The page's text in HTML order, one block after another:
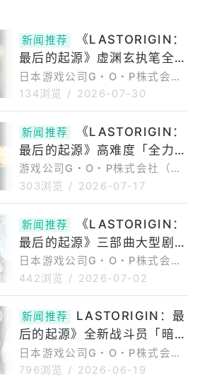
新闻推荐
《LASTORIGIN：
最后的起源》虚渊玄执笔全新
剧情活动「狼牙之愠」正式登
场
日本游戏公司G・O・P株式会社
（总公司位于东京都，代表取缔
《LASTORIGIN：最后的起源》
（iOS／Android／WindowsP
C）于2026年7月30日（四）推
出全新内容更新。本次更新推出
由知名剧本作家虚渊玄（代表
ero》）全新执笔的原创剧情活
动「狼牙之愠」，并同步实装韩
国玩家所设计的战斗员「
134浏览 / 2026-07-30
新闻推荐
《LASTORIGIN：
最后的起源》高难度「全力
战」全新赛季「Ravager」
正式开幕
游戏公司G・O・P株式会社（总
公司位于东京都，代表取缔役社
STORIGIN：最后的起源》（iO
S／Android／WindowsPC）于
今（16）日完成游戏更新，正式
开启高难度挑战内容「全力战」
全新赛季。指挥官们将迎战全新
难度的战斗。此外，全新剧情活
动《来自乐园的邀请函》第二
部、第三部也同步开放
303浏览 / 2026-07-17
新闻推荐
《LASTORIGIN：
最后的起源》三部曲大型剧情
活动「来自乐园的邀请函」正
式开幕
日本游戏公司G・O・P株式会社
（总公司：日本东京都／代表取
G《LASTORIGIN：最后的起
源》（iOS／Android／Windo
wsPC）已于2026年7月2日
（四）完成游戏更新，正式推出
全新剧情活动「来自乐园的邀请
442浏览 / 2026-07-02
新闻推荐
LASTORIGIN：最
后的起源》全新战斗员「暗泪
之泽梅」登场
日本游戏公司G・O・P株式会社
（总公司：东京都新宿区／代表
796浏览 / 2026-06-19